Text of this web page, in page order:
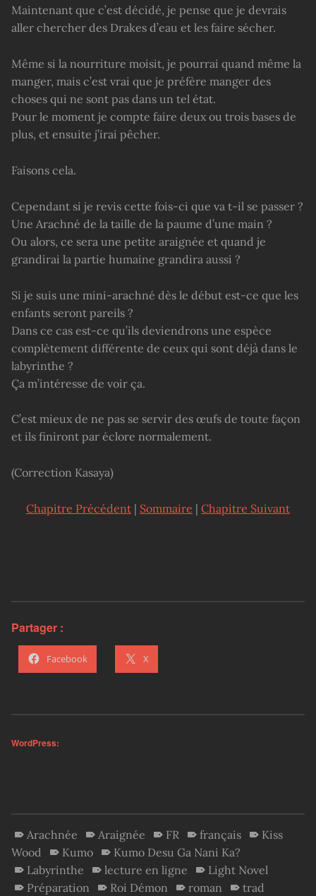
Maintenant que c’est décidé, je pense que je devrais
aller chercher des Drakes d’eau et les faire sécher.
Même si la nourriture moisit, je pourrai quand même la
manger, mais c’est vrai que je préfère manger des
choses qui ne sont pas dans un tel état.
Pour le moment je compte faire deux ou trois bases de
plus, et ensuite j’irai pêcher.
Faisons cela.
Cependant si je revis cette fois-ci que va t-il se passer ?
Une Arachné de la taille de la paume d’une main ?
Ou alors, ce sera une petite araignée et quand je
grandirai la partie humaine grandira aussi ?
Si je suis une mini-arachné dès le début est-ce que les
enfants seront pareils ?
Dans ce cas est-ce qu’ils deviendrons une espèce
complètement différente de ceux qui sont déjà dans le
labyrinthe ?
Ça m’intéresse de voir ça.
C’est mieux de ne pas se servir des œufs de toute façon
et ils finiront par éclore normalement.
(Correction Kasaya)
Chapitre Précédent | Sommaire | Chapitre Suivant
Partager :
Facebook X
WordPress:
Arachnée Araignée FR français
Kiss
Wood
Kumo
Kumo Desu Ga Nani Ka?
Labyrinthe
lecture en ligne
Light Novel
Préparation
Roi Démon roman
trad